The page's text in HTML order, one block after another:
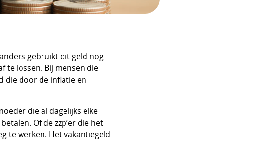
gebruikt dit geld nog
te lossen. Bij mensen die
die door de inflatie en
die al dagelijks elke
Of de zzp’er die het
te werken. Het vakantiegeld